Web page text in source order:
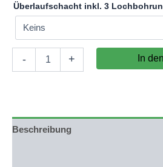
Überlaufschacht inkl. 3
-
60x30x40cm
Lager)
+ In
Beschreibung